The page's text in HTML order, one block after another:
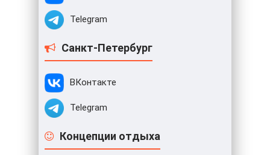
Telegram
Санкт-Петербург
ВКонтакте
Telegram
Концепции отдыха